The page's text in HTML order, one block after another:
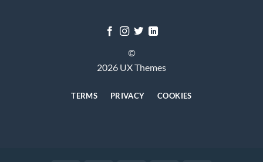
©
2026 UX Themes
TERMS PRIVACY COOKIES